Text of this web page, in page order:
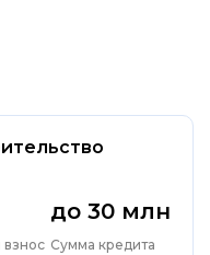
до 30 млн
Сумма кредита